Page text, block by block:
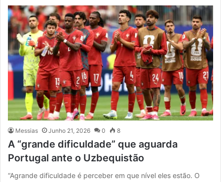
Messias Junho 21, 2026 0 8
A “grande dificuldade” que aguarda
Portugal ante o Uzbequistão
“Agrande dificuldade é perceber em que nível eles estão. O